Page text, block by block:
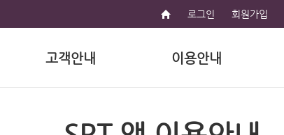
로그인 회원가입
고객안내 이용안내